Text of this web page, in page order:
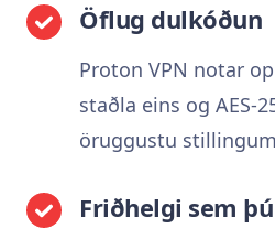
Öflug dulkóðun
Proton VPN notar
staðla eins og AES-
öruggustu
Friðhelgi sem